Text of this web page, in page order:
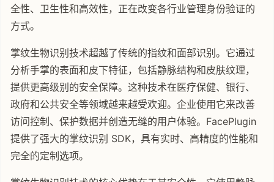
全性、卫生性和高效性，正在改变各行业管理身份验证的
方式。
掌纹生物识别技术超越了传统的指纹和面部识别。它通过
分析手掌的表面和皮下特征，包括静脉结构和皮肤纹理，
提供更高级别的安全保障。这种技术在医疗保健、银行、
政府和公共安全等领域越来越受欢迎。企业使用它来改善
访问控制、保护数据并创造无缝的用户体验。FacePlugin
提供了强大的掌纹识别 SDK，具有实时、高精度的性能和
完全的定制选项。